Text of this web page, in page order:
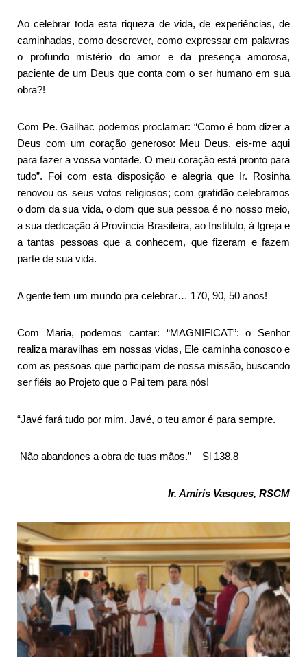
Ao celebrar toda esta riqueza de vida, de experiências, de
caminhadas, como descrever, como expressar em palavras
o profundo mistério do amor e da presença amorosa,
paciente de um Deus que conta com o ser humano em sua
obra?!
Com Pe. Gailhac podemos proclamar: “Como é bom dizer a
Deus com um coração generoso: Meu Deus, eis-me aqui
para fazer a vossa vontade. O meu coração está pronto para
tudo”. Foi com esta disposição e alegria que Ir. Rosinha
renovou os seus votos religiosos; com gratidão celebramos
o dom da sua vida, o dom que sua pessoa é no nosso meio,
a sua dedicação à Província Brasileira, ao Instituto, à Igreja e
a tantas pessoas que a conhecem, que fizeram e fazem
parte de sua vida.
A gente tem um mundo pra celebrar… 170, 90, 50 anos!
Com Maria, podemos cantar: “MAGNIFICAT”: o Senhor
realiza maravilhas em nossas vidas, Ele caminha conosco e
com as pessoas que participam de nossa missão, buscando
ser fiéis ao Projeto que o Pai tem para nós!
“Javé fará tudo por mim. Javé, o teu amor é para sempre.
Não abandones a obra de tuas mãos.” Sl 138,8
Ir. Amiris Vasques, RSCM